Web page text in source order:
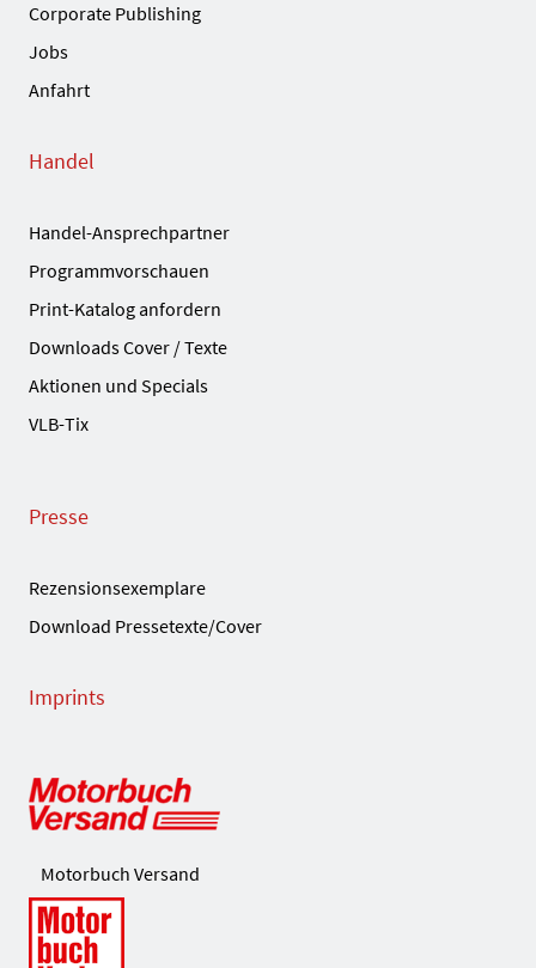
Corporate Publishing
Jobs
Anfahrt
Handel
Handel-Ansprechpartner
Programmvorschauen
Print-Katalog anfordern
Downloads Cover / Texte
Aktionen und Specials
VLB-Tix
Presse
Rezensionsexemplare
Download Pressetexte/Cover
Imprints
Motorbuch Versand